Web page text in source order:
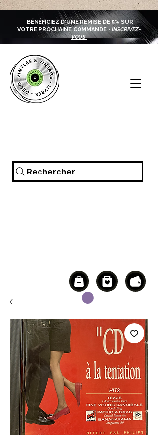
BÉNÉFICIEZ D'UNE REMISE DE 5% SUR
VOTRE PROCHAINE COMMANDE • INSCRIVEZ-
VOUS
Rechercher...